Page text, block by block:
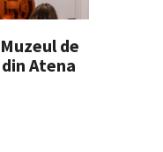
de
Atena